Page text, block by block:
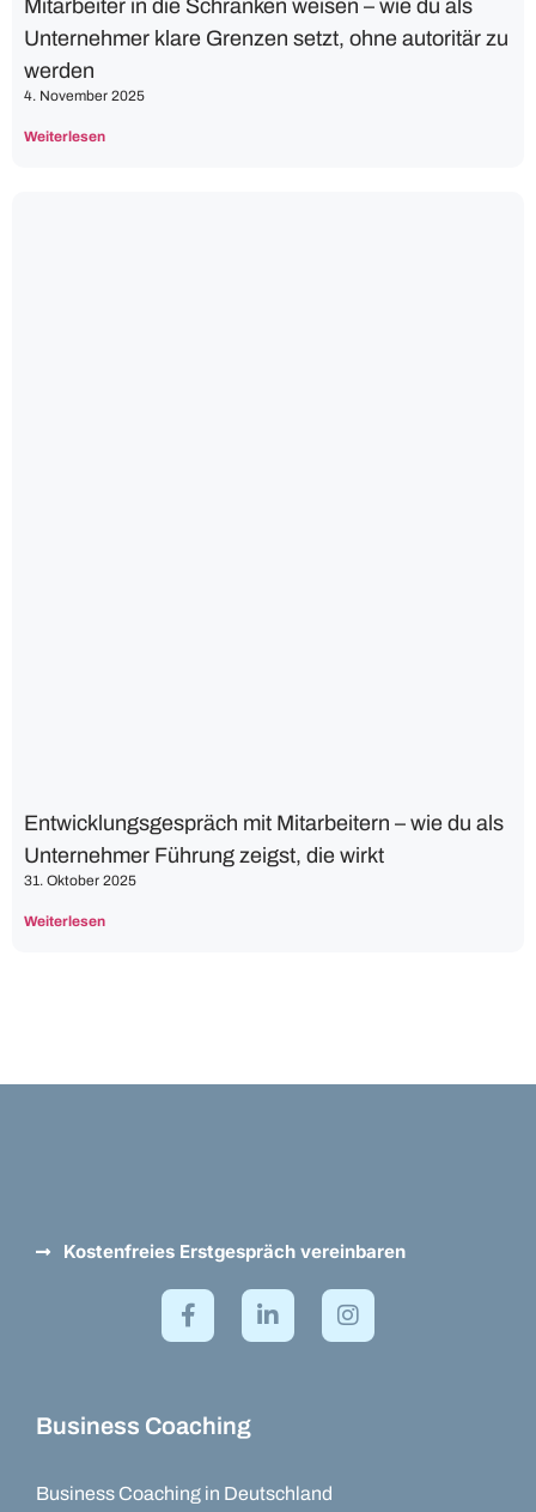
Mitarbeiter in die Schranken weisen – wie du als
Unternehmer klare Grenzen setzt, ohne autoritär zu
werden
4. November 2025
Weiterlesen
Entwicklungsgespräch mit Mitarbeitern – wie du als
Unternehmer Führung zeigst, die wirkt
31. Oktober 2025
Weiterlesen
Kostenfreies Erstgespräch vereinbaren
Business Coaching
Business Coaching in Deutschland